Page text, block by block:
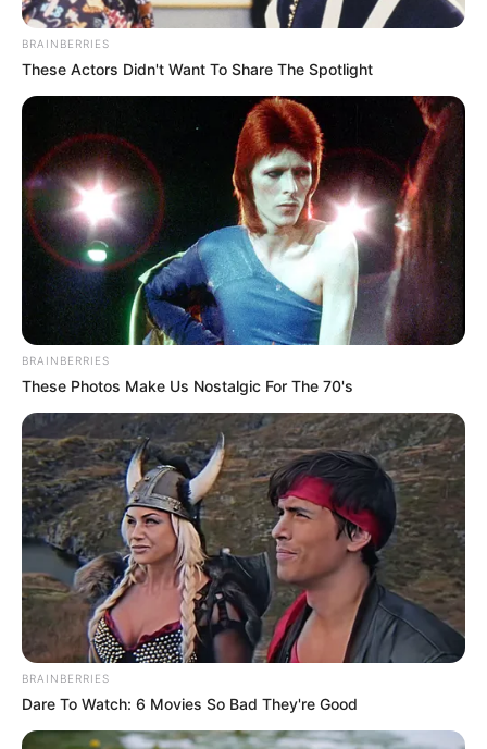
BRAINBERRIES
These Actors Didn't Want To Share The Spotlight
BRAINBERRIES
These Photos Make Us Nostalgic For The 70's
BRAINBERRIES
Dare To Watch: 6 Movies So Bad They're Good